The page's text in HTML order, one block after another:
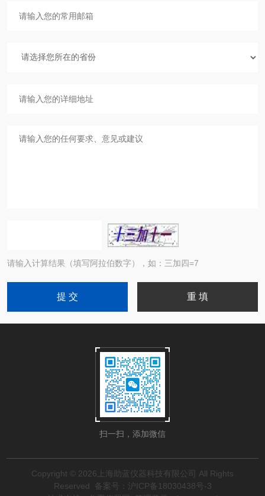
请输入计算结果（填写阿拉伯数字），如：三加四=7
扫一扫，添加微信
Copyright © 2026上海助蓝仪器科技有限公司 All Rights
Reserved
备案号：沪ICP备18030438号-3